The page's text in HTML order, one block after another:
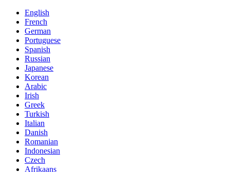
English
French
German
Portuguese
Spanish
Russian
Japanese
Korean
Arabic
Irish
Greek
Turkish
Italian
Danish
Romanian
Indonesian
Czech
Afrikaans